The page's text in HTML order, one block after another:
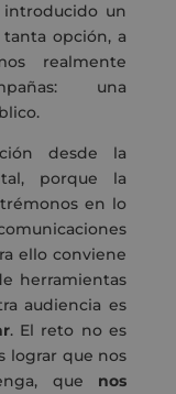
un
opción, a
realmente
una
desde la
porque la
en lo
ello conviene
herramientas
audiencia es
. El reto no es
lograr que nos
que nos